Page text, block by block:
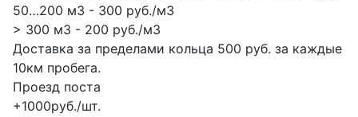
50…200 м3 - 300 руб./м3
> 300 м3 - 200 руб./м3
Доставка за пределами кольца 500 руб. за каждые
10км пробега.
Проезд поста
+1000руб./шт.